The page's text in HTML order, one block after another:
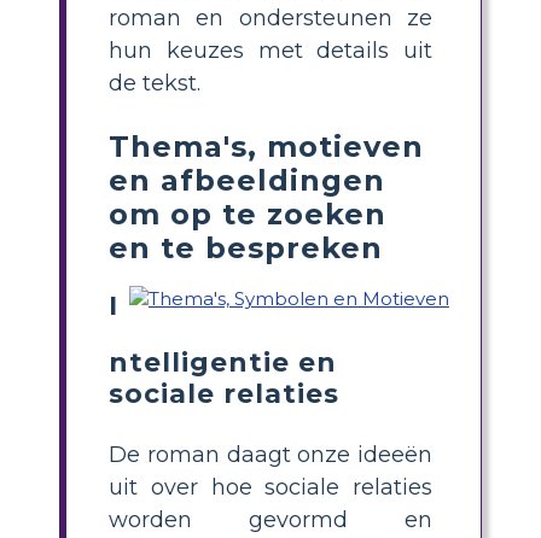
roman en ondersteunen ze
hun keuzes met details uit
de tekst.
Thema's, motieven
en afbeeldingen
om op te zoeken
en te bespreken
I
ntelligentie en
sociale relaties
De roman daagt onze ideeën
uit over hoe sociale relaties
worden gevormd en